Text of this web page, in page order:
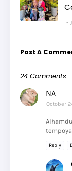
Post A
24 Comments
NA
October
Reply